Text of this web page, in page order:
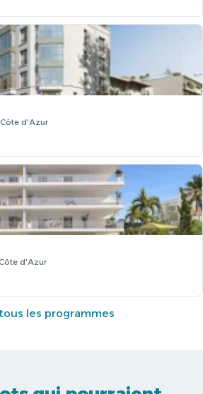
d'Azur
d'Azur
les programmes